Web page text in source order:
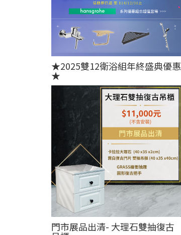
★2025雙12衛浴組年終盛典優惠
★
門市展品出清- 大理石雙抽復古